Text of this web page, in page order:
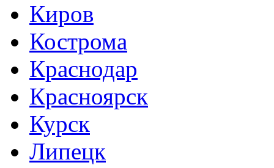
Киров
Кострома
Краснодар
Красноярск
Курск
Липецк